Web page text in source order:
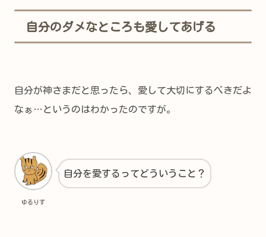
自分のダメなところも愛してあげる
自分が神さまだと思ったら、愛して大切にするべきだよ
なぁ…というのはわかったのですが。
ゆるりす
自分を愛するってどういうこと？